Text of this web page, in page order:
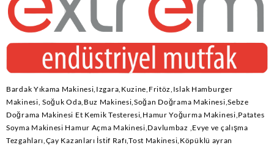
Bardak Yıkama Makinesi,Izgara,Kuzine,Fritöz,Islak Hamburger
Makinesi, Soğuk Oda,Buz Makinesi,Soğan Doğrama Makinesi,Sebze
Doğrama Makinesi Et Kemik Testeresi,Hamur Yoğurma Makinesi,Patates
Soyma Makinesi Hamur Açma Makinesi,Davlumbaz ,Evye ve çalışma
Tezgahları,Çay Kazanları İstif Rafı,Tost Makinesi,Köpüklü ayran